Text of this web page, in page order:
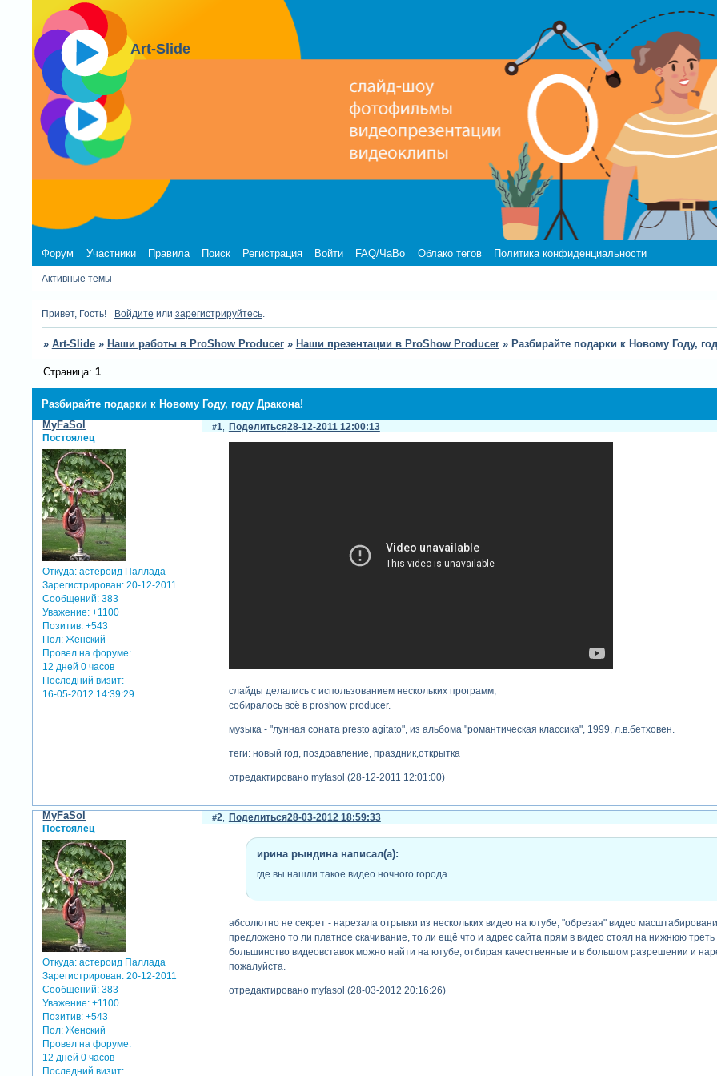
Art-Slide
Форум Участники Правила Поиск Регистрация Войти FAQ/ЧаВо Облако тегов Политика конфиденциальности
Активные темы
Привет, Гость! Войдите или зарегистрируйтесь.
» Art-Slide » Наши работы в ProShow Producer » Наши презентации в ProShow Producer » Разбирайте подарки к Новому Году,
Разбирайте подарки к Новому Году, году Дракона!
Страница: 1
Поделиться
1 28-12-2011 12:00:13
MyFaSol
Постоялец
Откуда: астероид Паллада
Зарегистрирован: 20-12-2011
Сообщений: 383
Уважение: +1100
Позитив: +543
Пол: Женский
Провел на форуме:
12 дней 0 часов
Последний визит:
16-05-2012 14:39:29
слайды делались с использованием нескольких программ,
собиралось всё в proshow producer.
музыка - "лунная соната presto agitato", из альбома "романтическая классика", 1999, л.в.бетховен.
теги: новый год, поздравление, праздник,открытка
отредактировано myfasol (28-12-2011 12:01:00)
Поделиться
2 28-03-2012 18:59:33
MyFaSol
Постоялец
Откуда: астероид Паллада
Зарегистрирован: 20-12-2011
Сообщений: 383
Уважение: +1100
Позитив: +543
Пол: Женский
Провел на форуме:
12 дней 0 часов
Последний визит:
ирина рындина написал(а):
где вы нашли такое видео ночного города.
абсолютно не секрет - нарезала отрывки из нескольких видео на ютубе, "обрезая" видео
предложено то ли платное скачивание, то ли ещё что и адрес сайта прям в видео стоял на нижнюю треть
большинство видеовставок можно найти на ютубе, отбирая качественные и в большом разрешении и
пожалуйста.
отредактировано myfasol (28-03-2012 20:16:26)